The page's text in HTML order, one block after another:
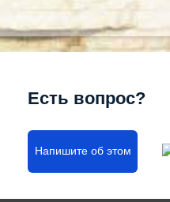
Есть вопрос?
Напишите об этом